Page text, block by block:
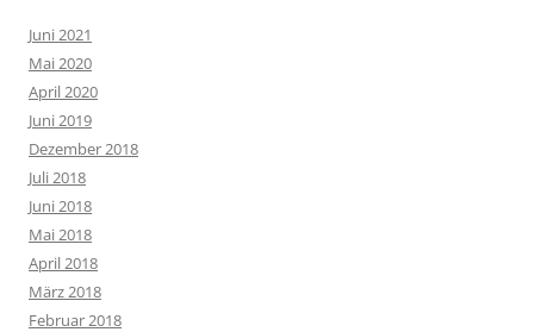
Juni 2021
Mai 2020
April 2020
Juni 2019
Dezember 2018
Juli 2018
Juni 2018
Mai 2018
April 2018
März 2018
Februar 2018